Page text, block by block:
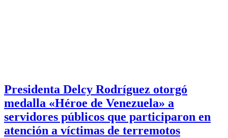
Presidenta Delcy Rodríguez otorgó
medalla «Héroe de Venezuela» a
servidores públicos que participaron en
atención a víctimas de terremotos